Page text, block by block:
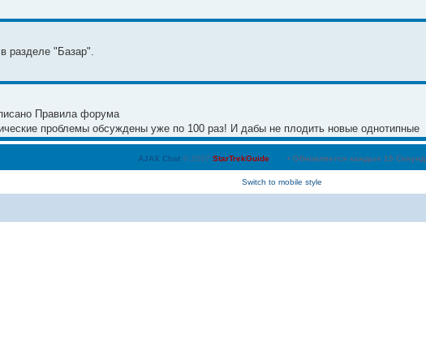
разделе "Базар".
Правила форума
проблемы обсуждены уже по 100 раз! И дабы не плодить новые однотипные
воспользоваться поиском на сайте и найти ответ на свой вопрос. Если прямого
новые темы на форуме, если да, то как?
AJAX Chat © 2007 StarTrekGuide • Обновляется каждые 15 Секунд
Switch to mobile style